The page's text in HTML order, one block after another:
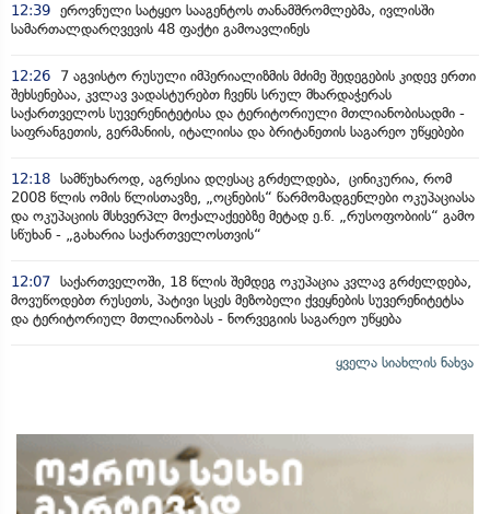
12:39 ეროვნული სატყეო სააგენტოს თანამშრომლებმა, ივლისში
სამართალდარღვევის 48 ფაქტი გამოავლინეს
12:26
7 აგვისტო რუსული იმპერიალიზმის მძიმე შედეგების კიდევ ერთი
შეხსენებაა, კვლავ ვადასტურებთ ჩვენს სრულ მხარდაჭერას
საქართველოს სუვერენიტეტისა და ტერიტორიული მთლიანობისადმი -
საფრანგეთის, გერმანიის, იტალიისა და ბრიტანეთის საგარეო უწყებები
12:18 სამწუხაროდ, აგრესია დღესაც გრძელდება, ცინიკურია, რომ
2008 წლის ომის წლისთავზე, „ოცნების“ წარმომადგენლები ოკუპაციასა
და ოკუპაციის მსხვერპლ მოქალაქეებზე მეტად ე.წ. „რუსოფობიის“ გამო
სწუხან - „გახარია საქართველოსთვის“
12:07 საქართველოში, 18 წლის შემდეგ ოკუპაცია კვლავ გრძელდება,
მოვუწოდებთ რუსეთს, პატივი სცეს მეზობელი ქვეყნების სუვერენიტეტსა
და ტერიტორიულ მთლიანობას - ნორვეგიის საგარეო უწყება
ყველა სიახლის ნახვა